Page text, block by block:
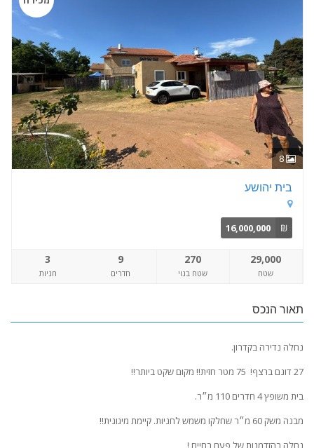
8
בית יהושע
₪
16,000,000
29,000
שטח
270
שטח בנוי
9
חדרים
3
חניות
תאור הנכס
נחלה נדירה בקדרון.
27 דונם ברצף! 75 מטר חזית!! מקום שקט ביותר!!
בית משופץ 4 חדרים 110 מ״ר.
מבנה משק 60 מ״ר שחלקו משמש לחניות. קיימת מיגונית!!
נחלה בהזדמנות של פעם בחיים !